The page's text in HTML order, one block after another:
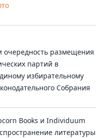
очередность размещения
партий в
избирательному
Собрания
Books и Individuum
литературы